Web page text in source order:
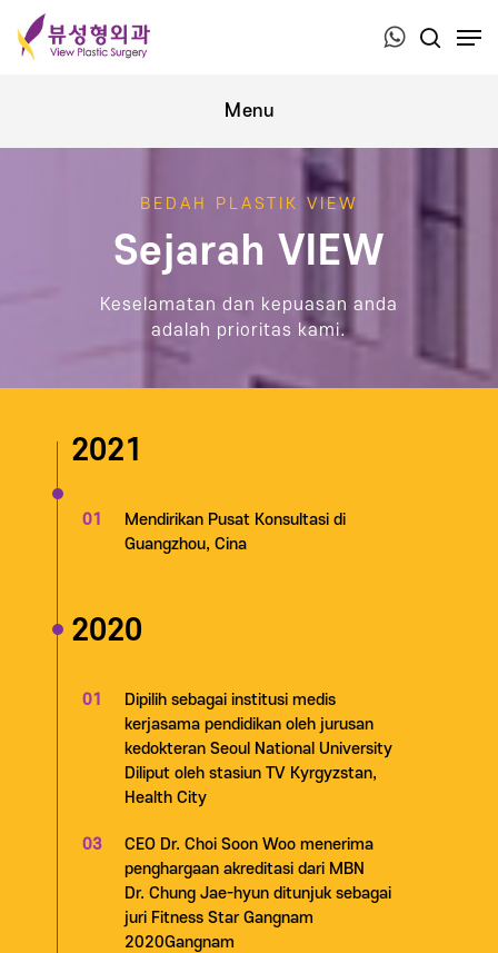
BEDAH PLASTIK VIEW
Sejarah VIEW
Keselamatan dan kepuasan anda
adalah prioritas kami.
2021
01
Mendirikan Pusat Konsultasi di
Guangzhou, Cina
2020
01
Dipilih sebagai institusi medis
kerjasama pendidikan oleh jurusan
kedokteran Seoul National University
Diliput oleh stasiun TV Kyrgyzstan,
Health City
03
CEO Dr. Choi Soon Woo menerima
penghargaan akreditasi dari MBN
Dr. Chung Jae-hyun ditunjuk sebagai
juri Fitness Star Gangnam
2020Gangnam